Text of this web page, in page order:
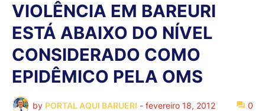
VIOLÊNCIA EM BAREURI
ESTÁ ABAIXO DO NÍVEL
CONSIDERADO COMO
EPIDÊMICO PELA OMS
by PORTAL AQUI BARUERI - fevereiro 18, 2012 0